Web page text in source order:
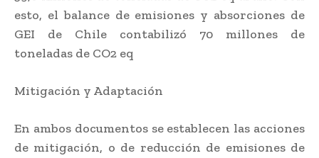
esto, el balance de emisiones y absorciones de
GEI de Chile contabilizó 70 millones de
toneladas de CO2 eq
Mitigación y Adaptación
En ambos documentos se establecen las acciones
de mitigación, o de reducción de emisiones de